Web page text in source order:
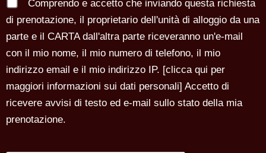
Comprendo e accetto che inviando questa richiesta
di prenotazione, il proprietario dell'unità di alloggio da una
parte e il CARTA dall'altra parte riceveranno un'e-mail
con il mio nome, il mio numero di telefono, il mio
indirizzo email e il mio indirizzo IP. [clicca qui per
maggiori informazioni sui dati personali] Accetto di
ricevere avvisi di testo ed e-mail sullo stato della mia
prenotazione.